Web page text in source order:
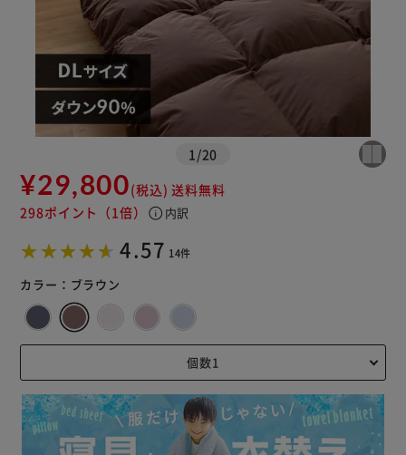
1 /20
¥29,800(税込) 送料無料
298ポイント （1倍） info 内訳
4.57 14件
カラー： ブラウン